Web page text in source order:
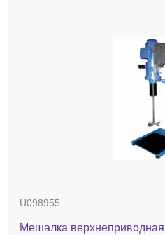
U098955
Мешалка